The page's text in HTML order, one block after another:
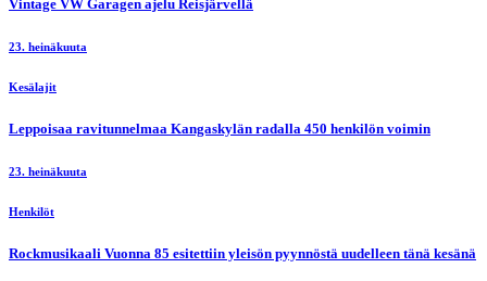
Vintage VW Garagen ajelu Reisjärvellä
23. heinäkuuta
Kesälajit
Leppoisaa ravitunnelmaa Kangaskylän radalla 450 henkilön voimin
23. heinäkuuta
Henkilöt
Rockmusikaali Vuonna 85 esitettiin yleisön pyynnöstä uudelleen tänä kesänä